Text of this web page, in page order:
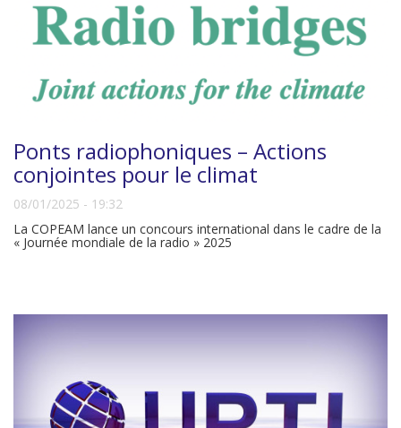
Ponts radiophoniques – Actions
conjointes pour le climat
08/01/2025 - 19:32
La COPEAM lance un concours international dans le cadre de la
« Journée mondiale de la radio » 2025